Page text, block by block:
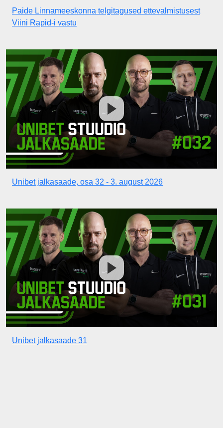
Paide Linnameeskonna telgitagused ettevalmistusest
Viini Rapid-i vastu
Unibet jalkasaade, osa 32 - 3. august 2026
Unibet jalkasaade 31